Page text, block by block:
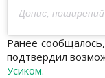
Допис, поширений
Ранее
подтвердил
Усиком.